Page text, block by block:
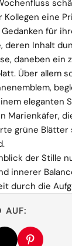
eine
für
deren Inhalt
daneben ein
Über allem
eleganten
Marienkäfer,
grüne
der Stille
innerer
durch die
AUF: